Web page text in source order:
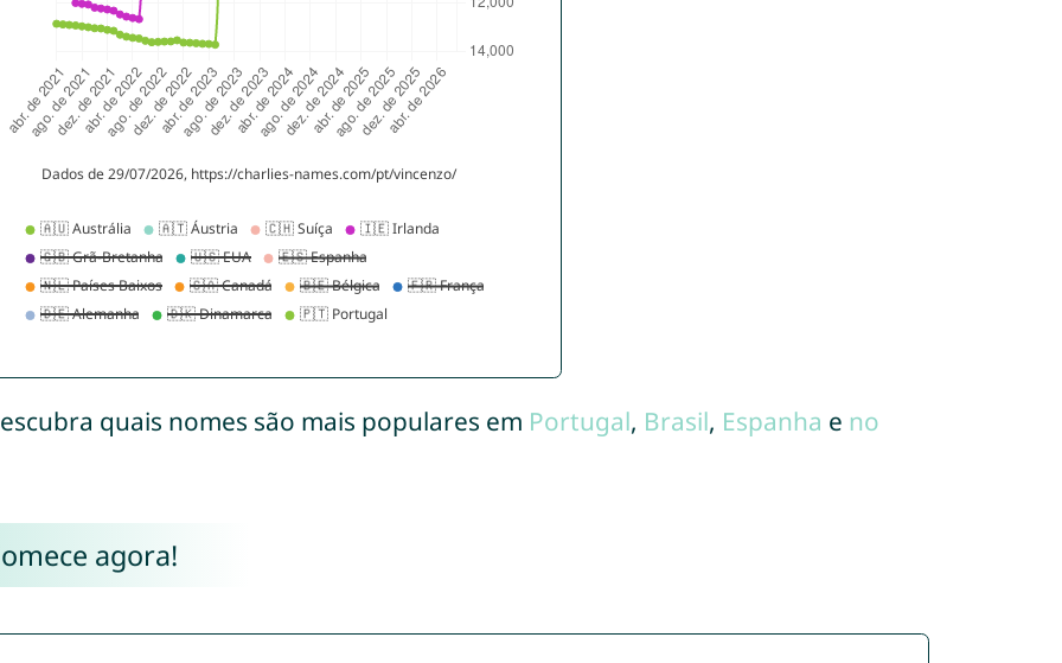
quais nomes são mais populares em Portugal, Brasil, Espanha e no
agora!